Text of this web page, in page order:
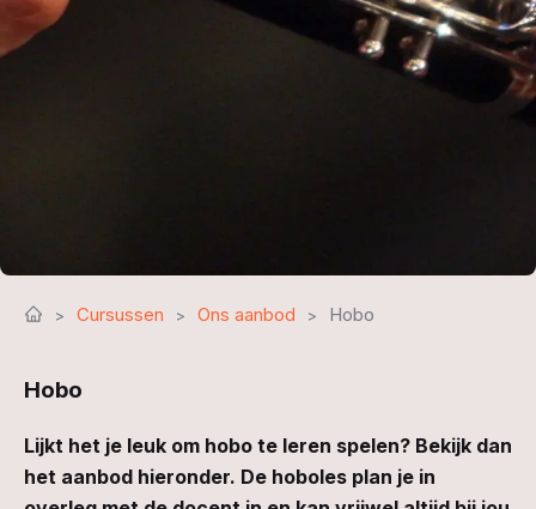
Cursussen Ons aanbod Hobo
Hobo
Lijkt het je leuk om hobo te leren spelen? Bekijk dan
het aanbod hieronder. De hoboles plan je in